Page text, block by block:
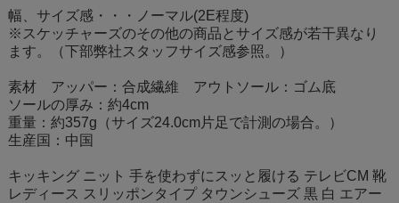
幅、サイズ感・・・ノーマル(2E程度)
※スケッチャーズのその他の商品とサイズ感が若干異なり
ます。（下部弊社スタッフサイズ感参照。）
素材 アッパー：合成繊維 アウトソール：ゴム底
ソールの厚み：約4cm
重量：約357g（サイズ24.0cm片足で計測の場合。）
生産国：中国
キッキング ニット 手を使わずにスッと履ける テレビCM 靴
レディース スリッポンタイプ タウンシューズ 黒 白 エアー